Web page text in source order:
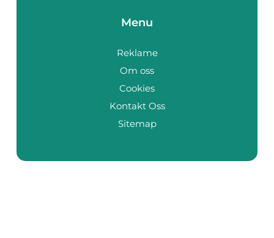
Menu
Reklame
Om oss
Cookies
Kontakt Oss
Sitemap